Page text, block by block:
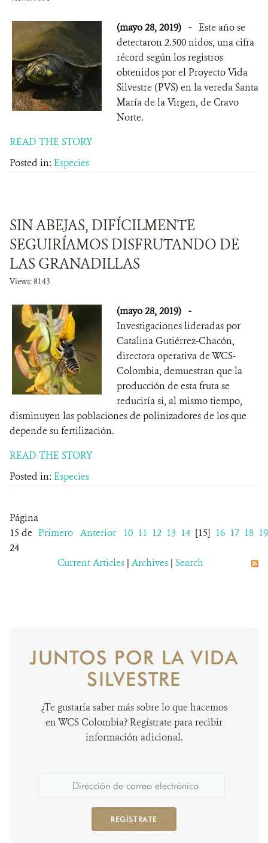
(mayo 28, 2019) - Este año se
detectaron 2.500 nidos, una cifra
récord según los registros
obtenidos por el Proyecto Vida
Silvestre (PVS) en la vereda Santa
María de la Virgen, de Cravo
Norte.
READ THE STORY
Posted in: Especies
SIN ABEJAS, DIFÍCILMENTE
SEGUIRÍAMOS DISFRUTANDO DE
LAS GRANADILLAS
Views: 8143
(mayo 28, 2019) -
Investigaciones lideradas por
Catalina Gutiérrez-Chacón,
directora operativa de WCS-
Colombia, demuestran que la
producción de esta fruta se
reduciría si, al mismo tiempo,
disminuyen las poblaciones de polinizadores de los que
depende su fertilización.
READ THE STORY
Posted in: Especies
Página
15 de
24
Primero Anterior 10 11 12 13 14 [15] 16 17 18 19
Current Articles | Archives | Search
JUNTOS POR LA VIDA
SILVESTRE
¿Te gustaría saber más sobre lo que hacemos
en WCS Colombia? Regístrate para recibir
información adicional.
REGÍSTRATE